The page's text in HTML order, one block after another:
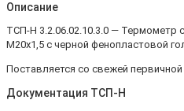
Описание
ТСП-Н 3.2.06.02.10.3.0 — Термометр
М20х1,5 с черной фенопластовой
Поставляется со свежей
Документация ТСП-Н